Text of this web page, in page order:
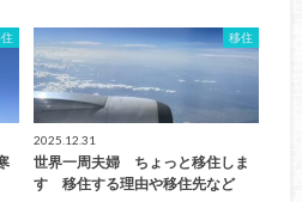
移住
2025.12.31
世界一周夫婦 ちょっと移住しま
す 移住する理由や移住先など